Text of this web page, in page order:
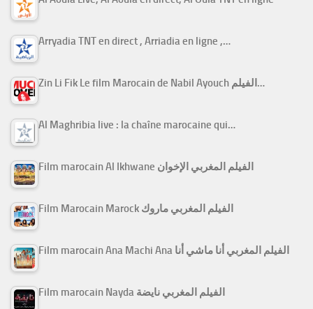
Arryadia TNT en direct , Arriadia en ligne ,…
Zin Li Fik Le film Marocain de Nabil Ayouch الفيلم…
Al Maghribia live : la chaîne marocaine qui…
Film marocain Al Ikhwane الفيلم المغربي الإخوان
Film Marocain Marock الفيلم المغربي ماروك
Film marocain Ana Machi Ana الفيلم المغربي أنا ماشي أنا
Film marocain Nayda الفيلم المغربي نايضة